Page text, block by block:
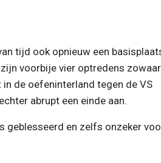
tijd ook opnieuw een
voorbije vier optredens zowaar
de oefeninterland tegen de VS
abrupt een einde aan.
geblesseerd en zelfs onzeker